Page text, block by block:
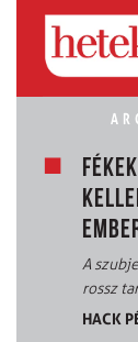
A
rossz
HACK